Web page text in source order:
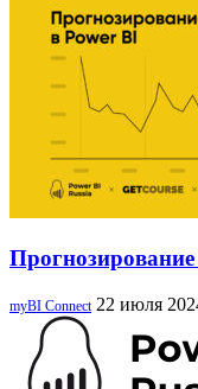
myBI Connect 22 июля